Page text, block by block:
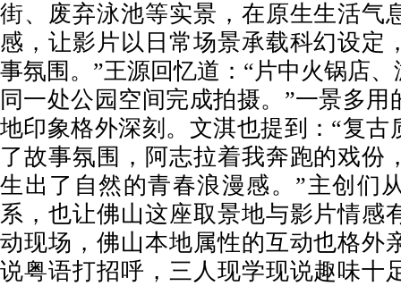
街、废弃泳池等实景，在原生生活气
感，让影片以日常场景承载科幻设定
事氛围。”王源回忆道：“片中火锅店
同一处公园空间完成拍摄。”一景多
地印象格外深刻。文淇也提到：“复古
了故事氛围，阿志拉着我奔跑的戏份
生出了自然的青春浪漫感。”主创们
系，也让佛山这座取景地与影片情感
动现场，佛山本地属性的互动也格外
说粤语打招呼，三人现学现说趣味十